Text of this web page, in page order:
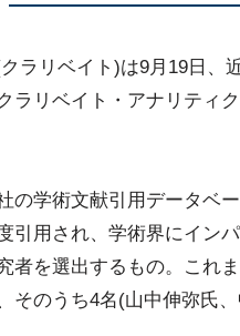
ラリベイト)は9月19日、
ラリベイト・アナリティ
の学術文献引用データベ
引用され、学術界にイン
者を選出するもの。これ
そのうち4名(山中伸弥氏